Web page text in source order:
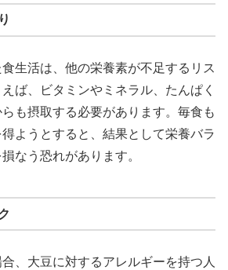
生活は、他の栄養素が不足するリス
ば、ビタミンやミネラル、たんぱく
も摂取する必要があります。毎食も
ようとすると、結果として栄養バラ
なう恐れがあります。
、大豆に対するアレルギーを持つ人